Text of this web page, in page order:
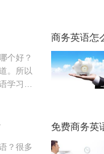
听力学
个好？
。所以
学习网
的商务
商务英语怎
吗？
？很多
免费商务英